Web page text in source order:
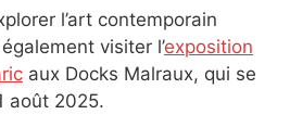
l’art contemporain
visiter l’exposition
aux Docks Malraux, qui se
août 2025.